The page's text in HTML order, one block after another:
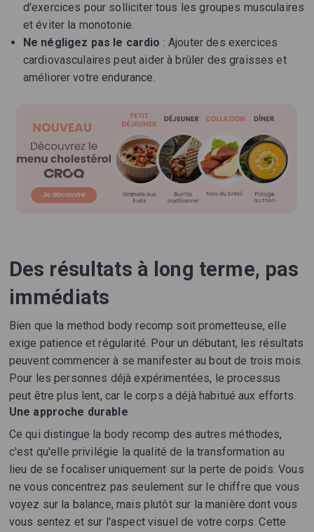
d'exercices pour solliciter tous les groupes musculaires
et éviter la monotonie.
Ne négligez pas le cardio : Ajouter des exercices
cardiovasculaires peut aider à brûler des graisses et
améliorer votre endurance.
Des résultats à long terme, pas
immédiats
Bien que la method body recomp soit prometteuse, elle
exige patience et régularité. Pour un débutant, les résultats
peuvent commencer à se manifester au bout de trois mois.
Pour les personnes déjà expérimentées, le processus
peut être plus lent, car le corps a déjà habitué aux efforts.
Une approche durable
Ce qui distingue la body recomp des autres méthodes,
c'est qu'elle privilégie la qualité de la transformation au
lieu de se focaliser uniquement sur la perte de poids. Vous
ne vous concentrez pas seulement sur le chiffre que vous
voyez sur la balance, mais plutôt sur la manière dont vous
vous sentez et sur l'aspect visuel de votre corps. Cette